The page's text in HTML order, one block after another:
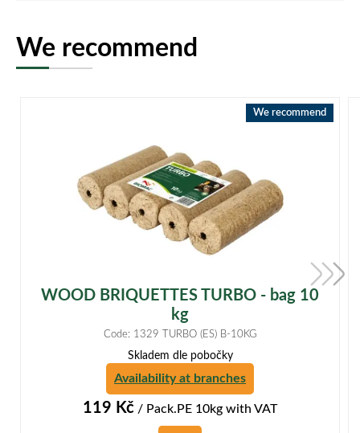
We recommend
We recommend
WOOD BRIQUETTES TURBO - bag 10
kg
Code: 1329 TURBO (ES) B-10KG
Skladem dle pobočky
Availability at branches
119 Kč / Pack.PE 10kg with VAT